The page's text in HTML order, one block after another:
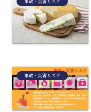
事故・災害リスク
事故・災害リスク